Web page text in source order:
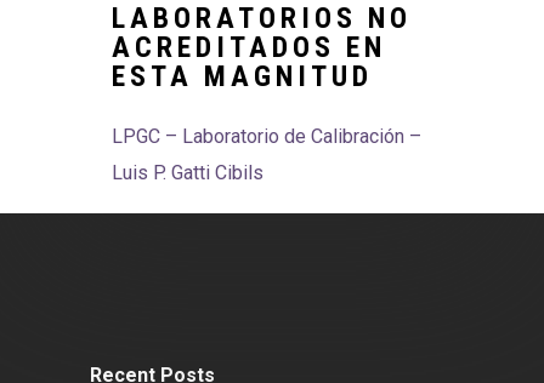
LABORATORIOS NO
ACREDITADOS EN
ESTA MAGNITUD
LPGC – Laboratorio de Calibración –
Luis P. Gatti Cibils
Recent Posts